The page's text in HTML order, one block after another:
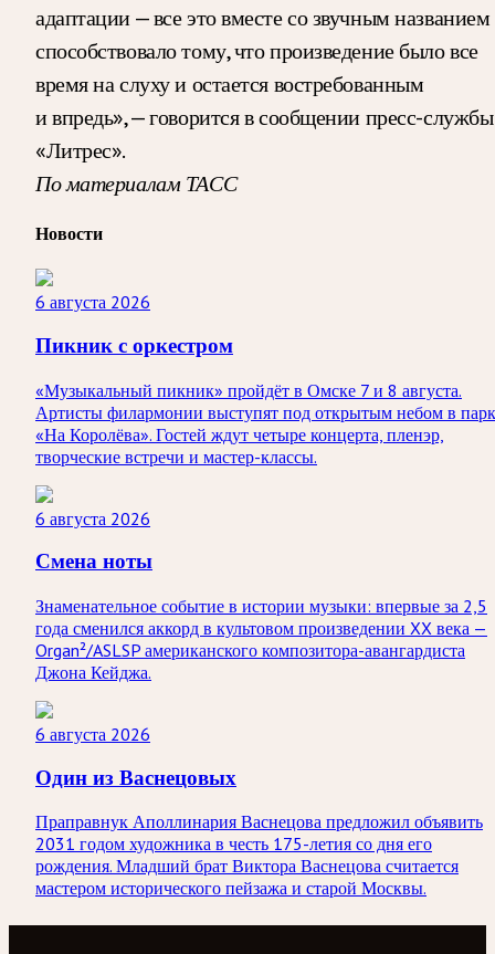
адаптации — все это вместе со звучным названием
способствовало тому, что произведение было все
время на слуху и остается востребованным
и впредь», — говорится в сообщении пресс-службы
«Литрес».
По материалам ТАСС
Новости
6 августа 2026
Пикник с оркестром
«Музыкальный пикник» пройдёт в Омске 7 и 8 августа.
Артисты филармонии выступят под открытым небом в
«На Королёва». Гостей ждут четыре концерта, пленэр,
творческие встречи и мастер-классы.
6 августа 2026
Смена ноты
Знаменательное событие в истории музыки: впервые за 2,5
года сменился аккорд в культовом произведении XX века —
Organ²/ASLSP американского композитора-авангардиста
Джона Кейджа.
6 августа 2026
Один из Васнецовых
Праправнук Аполлинария Васнецова предложил объявить
2031 годом художника в честь 175-летия со дня его
рождения. Младший брат Виктора Васнецова считается
мастером исторического пейзажа и старой Москвы.